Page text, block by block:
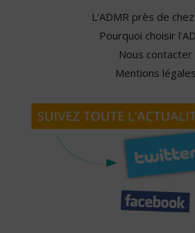
L'ADMR près de
Pourquoi choisir
Nous contacter
Mentions légales